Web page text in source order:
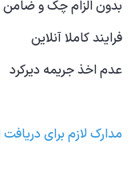
بدون الزام چک و ضامن
فرایند کاملا آنلاین
عدم اخذ جریمه دیرکرد
مدارک لازم برای دریافت